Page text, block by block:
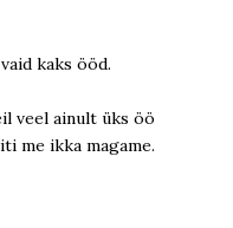
kaks ööd.
veel ainult üks öö
me ikka magame.